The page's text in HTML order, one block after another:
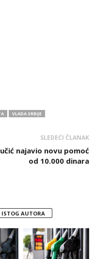
VLADA SRBIJE
SLEDEĆI ČLANAK
najavio novu pomoć
od 10.000 dinara
ISTOG AUTORA